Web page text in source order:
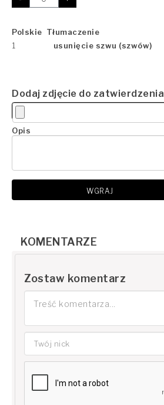
Polskie Tłumaczenie
1
usunięcie szwu (szwów)
Dodaj zdjęcie do zatwierdzenia
Opis
WGRAJ
KOMENTARZE
Zostaw komentarz